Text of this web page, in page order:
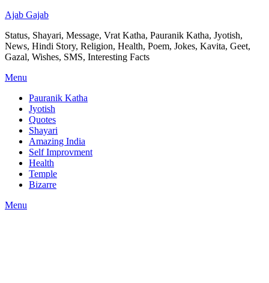
Ajab Gajab
Status, Shayari, Message, Vrat Katha, Pauranik Katha, Jyotish,
News, Hindi Story, Religion, Health, Poem, Jokes, Kavita, Geet,
Gazal, Wishes, SMS, Interesting Facts
Menu
Pauranik Katha
Jyotish
Quotes
Shayari
Amazing India
Self Improvment
Health
Temple
Bizarre
Menu